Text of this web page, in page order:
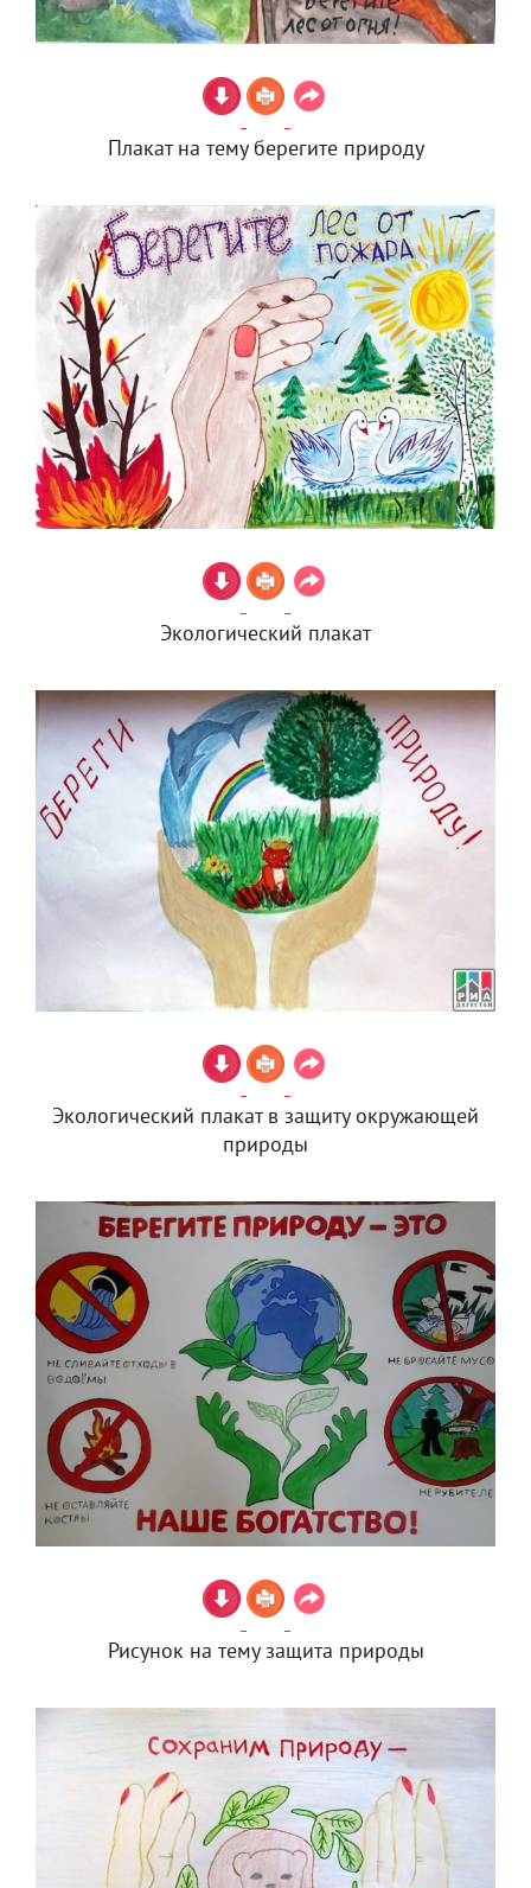
Плакат на тему берегите природу
Экологический плакат
Экологический плакат в защиту окружающей
природы
Рисунок на тему защита природы